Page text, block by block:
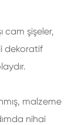
cam şişeler,
dekoratif
malzeme
nihai